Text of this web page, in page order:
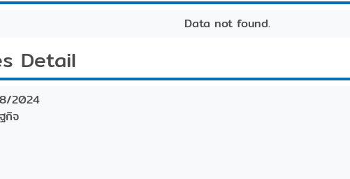
Data not found.
Detail
2024
กิจ